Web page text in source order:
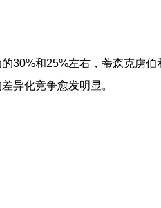
30%和25%左右，蒂森克虏
异化竞争愈发明显。